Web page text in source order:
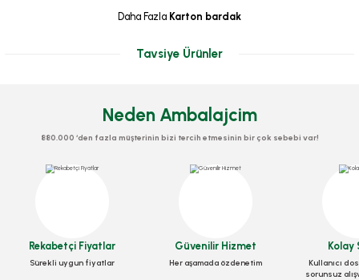
Daha Fazla Karton bardak
Tavsiye Ürünler
Stok Kodu 0047 27,07 TL + KDV
Neden Ambalajcim
880.000 ‘den fazla müşterinin bizi tercih etmesinin bir çok sebebi var!
Rekabetçi Fiyatlar
Sürekli uygun fiyatlar
Güvenilir Hizmet
Her aşamada özdenetim
Kolay
Kullanıcı
sorunsuz